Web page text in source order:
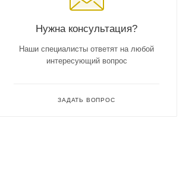
Нужна консультация?
Наши специалисты ответят на любой
интересующий вопрос
ЗАДАТЬ ВОПРОС